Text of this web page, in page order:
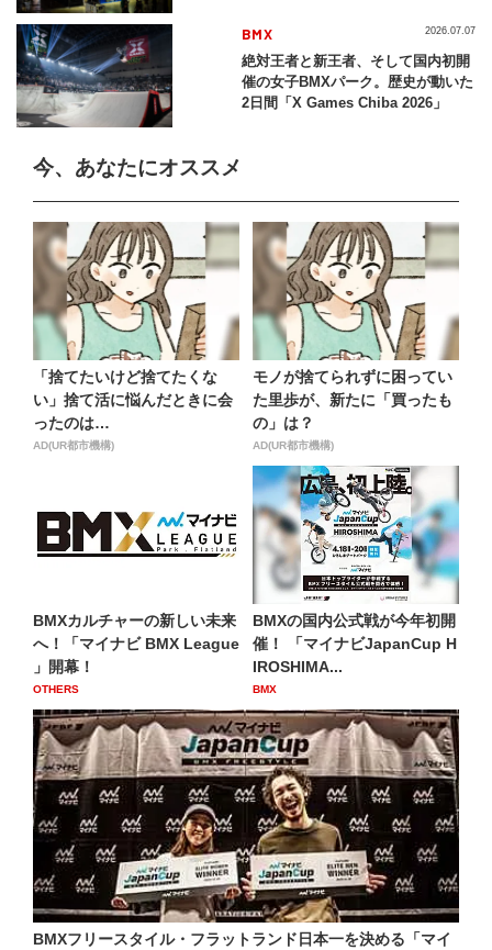
BMX
絶対王者と新王者、そして国内初開
催の女子BMXパーク。歴史が動いた
2日間「X Games Chiba 2026」
2026.07.07
今、あなたにオススメ
「捨てたいけど捨てたくな
い」捨て活に悩んだときに会
ったのは…
AD(UR都市機構)
モノが捨てられずに困ってい
た里歩が、新たに「買ったも
の」は？
AD(UR都市機構)
BMXカルチャーの新しい未来
へ！「マイナビ BMX League
」開幕！
OTHERS
BMXの国内公式戦が今年初開
催！ 「マイナビJapanCup H
IROSHIMA...
BMX
BMXフリースタイル・フラットランド日本一を決める「マイ